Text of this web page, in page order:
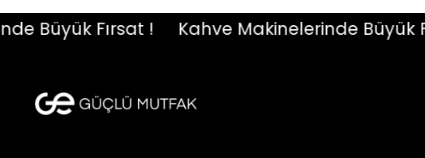
Fırsat ! Kahve Makinelerinde Büyük